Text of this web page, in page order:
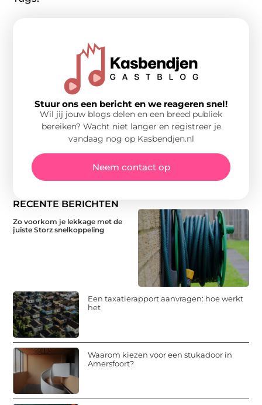
RECENTE BERICHTEN
Zo voorkom je lekkage met de
juiste Storz snelkoppeling
Een taxatierapport aanvragen: hoe werkt
het
Waarom kiezen voor een stukadoor in
Amersfoort?
Stuur ons een bericht en we reageren snel!
Wil jij jouw blogs delen en een breed publiek
bereiken? Wacht niet langer en registreer je
vandaag nog op Kasbendjen.nl
Neem contact op